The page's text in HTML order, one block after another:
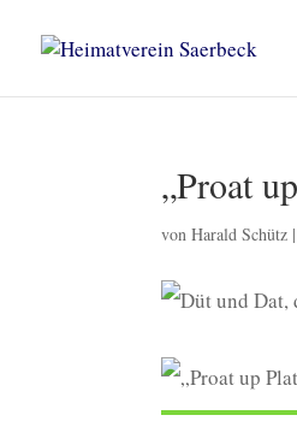
„Proat
vonHarald Schütz